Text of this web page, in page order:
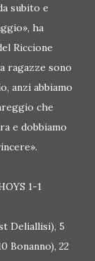
subito e
ha
Riccione
ragazze sono
anzi abbiamo
che
e dobbiamo
1-1
Deliallisi), 5
Bonanno), 22